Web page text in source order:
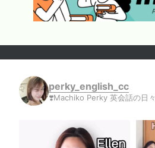
perky_english_cc
❣️Machiko Perky 英会話の日々